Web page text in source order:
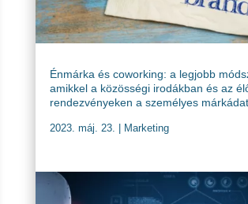
Énmárka és coworking: a legjobb
amikkel a közösségi irodákban és az
rendezvényeken a személyes
2023. máj. 23. Marketing